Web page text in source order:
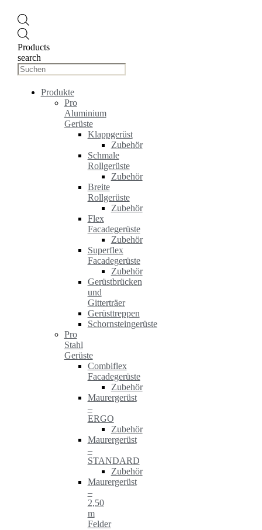
Products
search
Produkte
Pro
Aluminium
Gerüste
Klappgerüst
Zubehör
Schmale
Rollgerüste
Zubehör
Breite
Rollgerüste
Zubehör
Flex
Facadegerüste
Zubehör
Superflex
Facadegerüste
Zubehör
Gerüstbrücken
und
Gitterträer
Gerüsttreppen
Schornsteingerüste
Pro
Stahl
Gerüste
Combiflex
Facadegerüste
Zubehör
Maurergerüst
–
ERGO
Zubehör
Maurergerüst
–
STANDARD
Zubehör
Maurergerüst
–
2,50
m
Felder